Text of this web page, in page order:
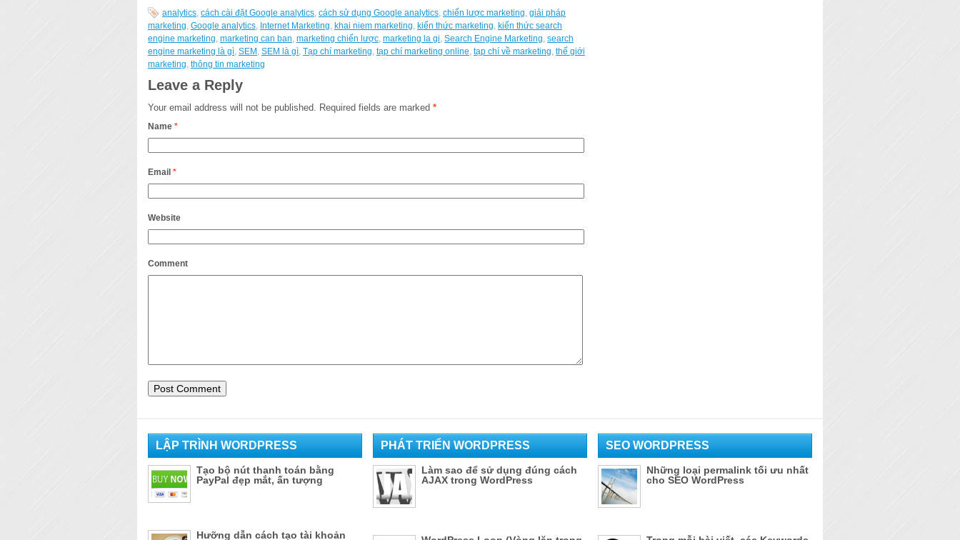
analytics, cách cài đặt Google analytics, cách sử dụng Google analytics, chiến lược marketing, giải pháp
marketing, Google analytics, Internet Marketing, khai niem marketing, kiến thức marketing, kiến thức search
engine marketing, marketing can ban, marketing chiến lược, marketing la gi, Search Engine Marketing, search
engine marketing là gì, SEM , SEM là gì, Tạp chí marketing, tạp chí marketing online, tạp chí về marketing, thế giới
marketing, thông tin marketing
Leave a Reply
Your email address will not be published. Required fields are marked *
Name *
Email *
Website
Comment
LẬP TRÌNH WORDPRESS
Tạo bộ nút thanh toán bằng
PayPal đẹp mắt, ấn tượng
Hưỡng dẫn cách tạo tài khoản
PHÁT TRIỂN WORDPRESS
Làm sao để sử dụng đúng cách
AJAX trong WordPress
SEO WORDPRESS
Những loại permalink tối ưu nhất
cho SEO WordPress